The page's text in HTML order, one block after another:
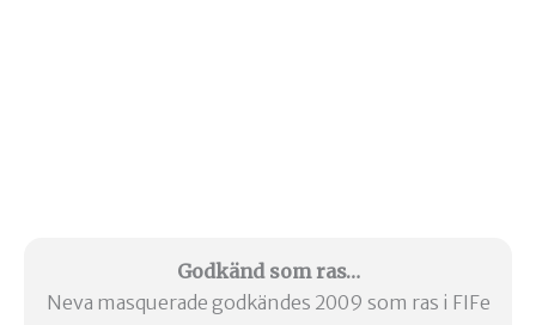
Godkänd som ras…
Neva masquerade godkändes 2009 som ras i FIFe